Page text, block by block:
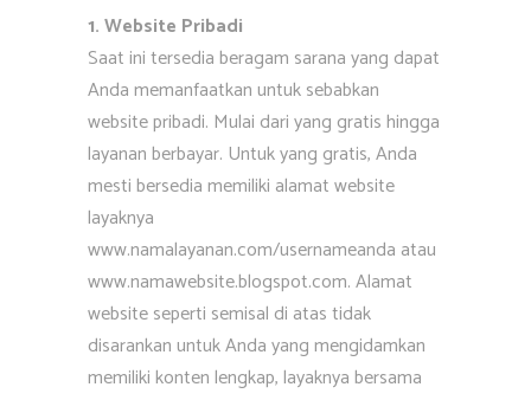
1. Website Pribadi
Saat ini tersedia beragam sarana yang dapat
Anda memanfaatkan untuk sebabkan
website pribadi. Mulai dari yang gratis hingga
layanan berbayar. Untuk yang gratis, Anda
mesti bersedia memiliki alamat website
layaknya
www.namalayanan.com/usernameanda atau
www.namawebsite.blogspot.com. Alamat
website seperti semisal di atas tidak
disarankan untuk Anda yang mengidamkan
memiliki konten lengkap, layaknya bersama